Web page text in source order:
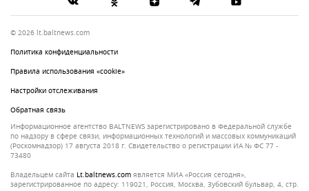
© 2026 lt.baltnews.com
Политика конфиденциальности
Правила использования «cookie»
Настройки отслеживания
Обратная связь
Информационное агентство BALTNEWS зарегистрировано в Федеральной службе
по надзору в сфере связи, информационных технологий и массовых коммуникаций
(Роскомнадзор) 17 августа 2018 г. Свидетельство о регистрации ИА № ФС 77 -
73480
Владельцем сайта lt.baltnews.com является МИА «Россия сегодня»,
зарегистрированное по адресу: 119021, Россия, Москва, Зубовский бульвар, 4, стр.